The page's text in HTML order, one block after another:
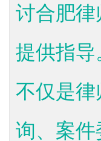
讨合肥
提供指
不仅是
询、案